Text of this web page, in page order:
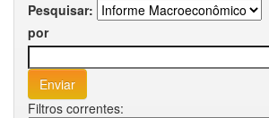
Pesquisar:
por
Filtros correntes: